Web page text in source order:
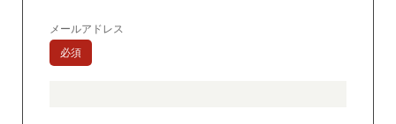
メールアドレス
必須